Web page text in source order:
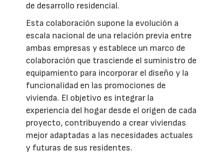
de desarrollo residencial.
Esta colaboración supone la evolución a
escala nacional de una relación previa entre
ambas empresas y establece un marco de
colaboración que trasciende el suministro de
equipamiento para incorporar el diseño y la
funcionalidad en las promociones de
vivienda. El objetivo es integrar la
experiencia del hogar desde el origen de cada
proyecto, contribuyendo a crear viviendas
mejor adaptadas a las necesidades actuales
y futuras de sus residentes.